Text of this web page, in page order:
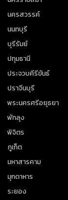
นครสวรรค์
นนทบุรี
บุรีรัมย์
ปทุมธานี
ประจวบคีรีขันธ์
ปราจีนบุรี
พระนครศรีอยุธยา
พัทลุง
พิจิตร
ภูเก็ต
มหาสารคาม
มุกดาหาร
ระยอง